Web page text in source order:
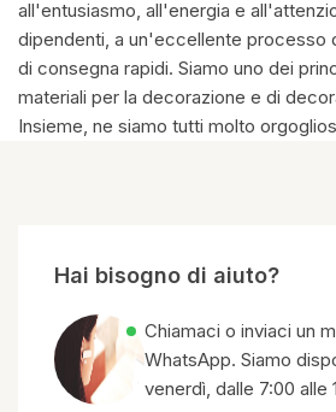
all'entusiasmo, all'energia e
dipendenti, a un'eccellente processo
di consegna rapidi. Siamo uno dei
materiali per la decorazione e di
Insieme, ne siamo tutti molto
Hai bisogno di aiuto?
Chiamaci o inviaci un
WhatsApp. Siamo
venerdì, dalle 7:00 alle